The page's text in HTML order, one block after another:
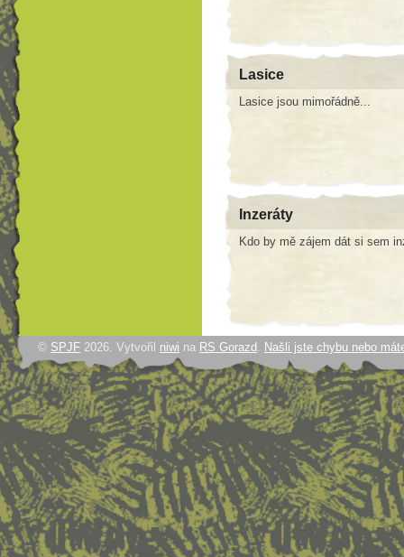
Lasice
Lasice jsou mimořádně...
Inzeráty
Kdo by mě zájem dát si sem
© SPJF 2026. Vytvořil niwi na RS Gorazd . Našli jste chybu nebo